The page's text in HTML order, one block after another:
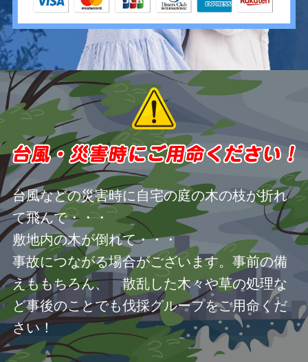
台風などの災害時に自宅の庭の木の枝が折れ
て飛んで・・・
敷地内の木が倒れて・・・
事故につながる場合がございます。事前の備
えももちろん、 散乱した木々や草の処理な
ど事後のことでも伐採グループをご用命くだ
さい！